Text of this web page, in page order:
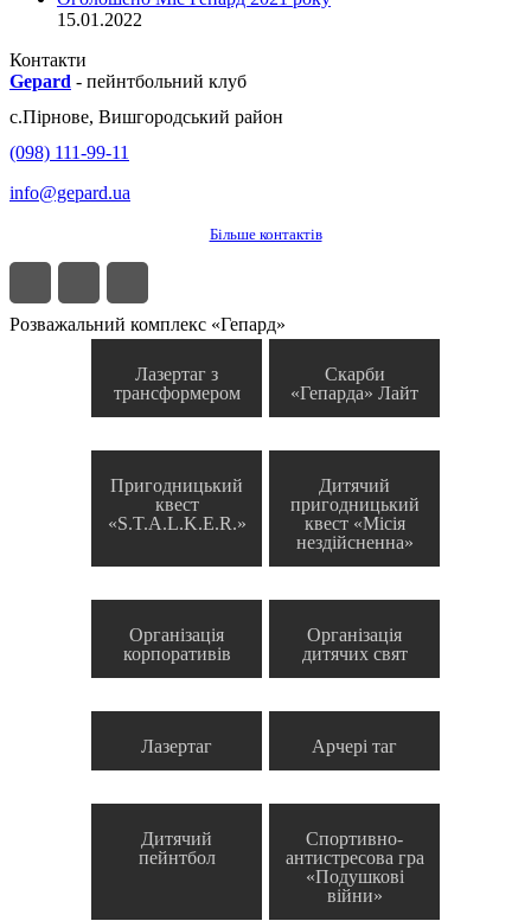
15.01.2022
Контакти
Gepard - пейнтбольний клуб
с.Пірнове, Вишгородський район
(098) 111-99-11
info@gepard.ua
Більше контактів
Розважальний комплекс «Гепард»
Лазертаг з
трансформером
Скарби
«Гепарда» Лайт
Пригодницький
квест
«S.T.A.L.K.E.R.»
Дитячий
пригодницький
квест «Місія
нездійсненна»
Організація
корпоративів
Організація
дитячих свят
Лазертаг Арчері таг
Дитячий
пейнтбол
Спортивно-
антистресова гра
«Подушкові
війни»